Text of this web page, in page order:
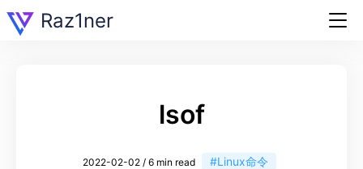
Raz1ner
lsof
2022-02-02 / 6 min read #Linux命令